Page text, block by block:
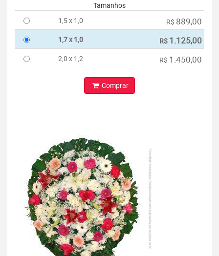
Tamanhos
1,5 x 1,0
R$ 889,00
1,7 x 1,0 R$ 1.125,00
2,0 x 1,2 R$ 1.450,00
Comprar